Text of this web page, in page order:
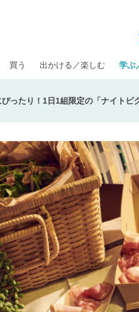
買う 出かける／楽しむ 学ぶ
ったり！1日1組限定の「ナイトピ